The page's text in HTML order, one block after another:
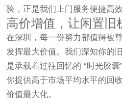
验，正是我们上门服务便捷高
高价增值，让闲置旧
在深圳，每一份努力都值得被
发挥最大价值。我们深知你的
是承载着过往回忆的 “时光胶
你提供高于市场平均水平的回
价值最大化。